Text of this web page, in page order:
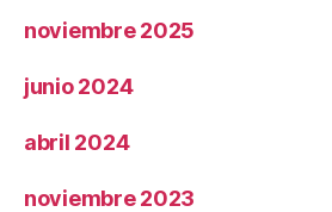
noviembre 2025
junio 2024
abril 2024
noviembre 2023